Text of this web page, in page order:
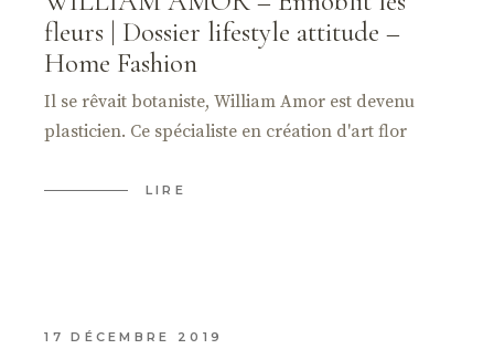
fleurs | Dossier lifestyle attitude –
Home Fashion
Il se rêvait botaniste, William Amor est devenu
plasticien. Ce spécialiste en création d'art flor
LIRE
17 DÉCEMBRE 2019